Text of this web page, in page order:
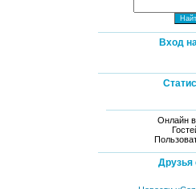
Вход
Онлайн
Друзья